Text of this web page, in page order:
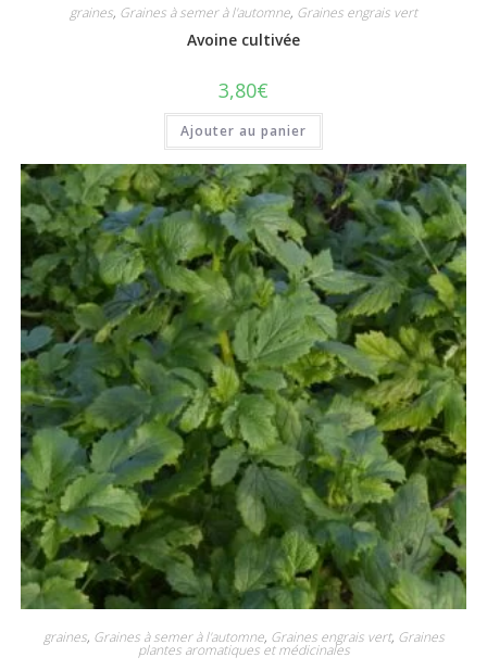
graines, Graines à semer à l'automne, Graines engrais vert
Avoine cultivée
3,80€
Ajouter au panier
graines, Graines à semer à l'automne, Graines engrais vert, Graines
plantes aromatiques et médicinales